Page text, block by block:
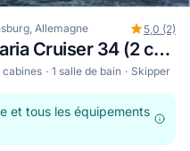
Allemagne 5,0 (2)
Bavaria Cruiser 34 · Bavaria Cruiser 34 (2 cab)
cabines 1 salle de bain
Skipper
et tous les équipements